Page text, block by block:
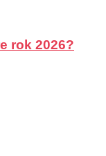
rok 2026?